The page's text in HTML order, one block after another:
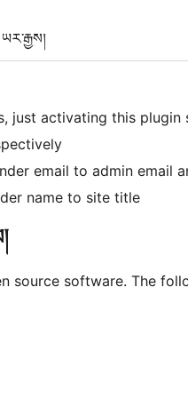
ཡར་རྒྱས།
just activating this
email to admin email
name to site title
source software. The